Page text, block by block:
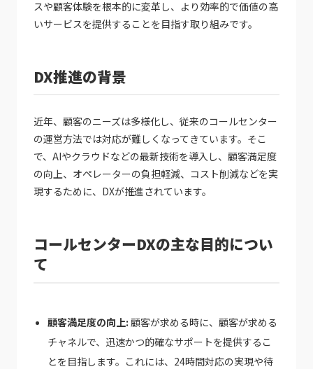
スや顧客体験を根本的に変革し、より効率的で価値の高
いサービスを提供することを目指す取り組みです。
DX推進の背景
近年、顧客のニーズは多様化し、従来のコールセンター
の運営方法では対応が難しくなってきています。そこ
で、AIやクラウドなどの最新技術を導入し、顧客満足度
の向上、オペレーターの負担軽減、コスト削減などを実
現するために、DXが推進されています。
コールセンターDXの主な目的につい
て
顧客満足度の向上: 顧客が求める時に、顧客が求める
チャネルで、迅速かつ的確なサポートを提供するこ
とを目指します。これには、24時間対応の実現や待